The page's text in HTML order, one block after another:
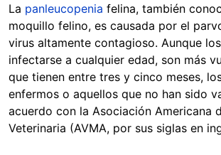
La panleucopenia felina, también
moquillo felino, es causada por el
virus altamente contagioso. Aunque
infectarse a cualquier edad, son más
que tienen entre tres y cinco meses,
enfermos o aquellos que no han sido
acuerdo con la Asociación Americana
Veterinaria (AVMA, por sus siglas en